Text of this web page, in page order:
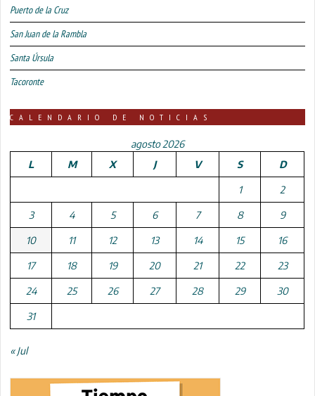
Puerto de la Cruz
San Juan de la Rambla
Santa Úrsula
Tacoronte
CALENDARIO DE NOTICIAS
agosto 2026
L
M X J V S D
1 2
3 4 5 6 7 8 9
10 11 12 13 14 15 16
17 18 19 20 21 22 23
24 25 26 27 28 29 30
31
« Jul